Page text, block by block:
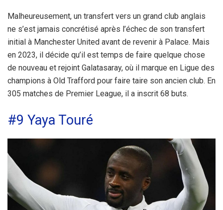
Malheureusement, un transfert vers un grand club anglais
ne s’est jamais concrétisé après l’échec de son transfert
initial à Manchester United avant de revenir à Palace. Mais
en 2023, il décide qu’il est temps de faire quelque chose
de nouveau et rejoint Galatasaray, où il marque en Ligue des
champions à Old Trafford pour faire taire son ancien club. En
305 matches de Premier League, il a inscrit 68 buts.
#9 Yaya Touré